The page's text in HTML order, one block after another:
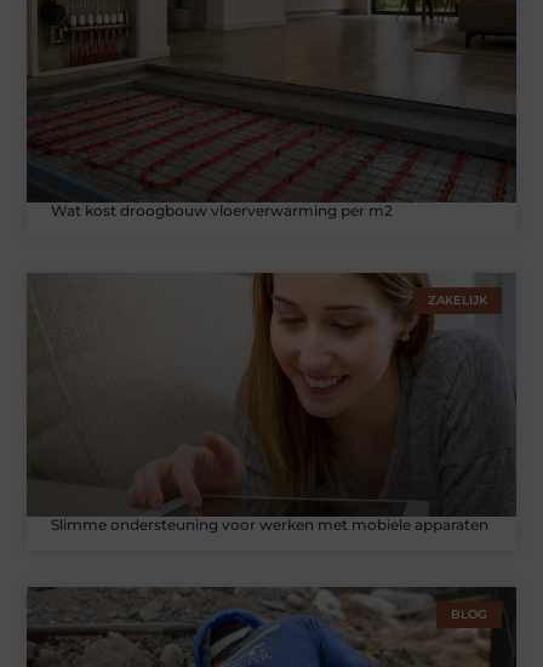
Wat kost droogbouw vloerverwarming per m2
ZAKELIJK
Slimme ondersteuning voor werken met mobiele apparaten
BLOG